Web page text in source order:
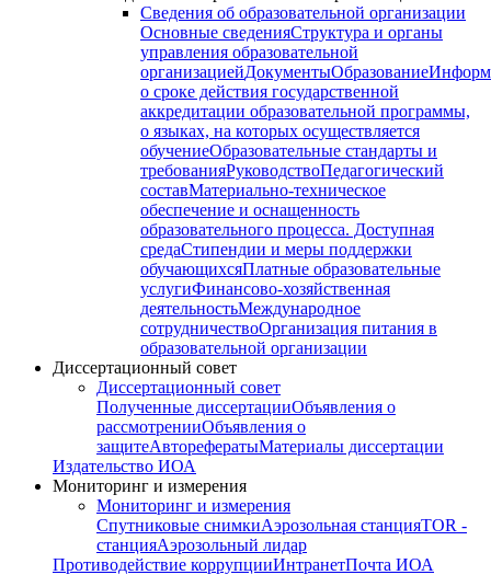
Сведения об образовательной организации
Основные сведенияСтруктура и органы
управления образовательной
организациейДокументыОбразование
о сроке действия государственной
аккредитации образовательной программы,
о языках, на которых осуществляется
обучениеОбразовательные стандарты и
требованияРуководствоПедагогический
составМатериально-техническое
обеспечение и оснащенность
образовательного процесса. Доступная
средаСтипендии и меры поддержки
обучающихсяПлатные образовательные
услугиФинансово-хозяйственная
деятельностьМеждународное
сотрудничествоОрганизация питания в
образовательной организации
Диссертационный совет
Диссертационный совет
Полученные диссертацииОбъявления о
рассмотренииОбъявления о
защитеАвторефератыМатериалы диссертации
Издательство ИОА
Мониторинг и измерения
Мониторинг и измерения
Спутниковые снимкиАэрозольная станцияTOR -
станцияАэрозольный лидар
Противодействие коррупцииИнтранетПочта ИОА